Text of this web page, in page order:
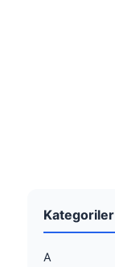
Kategoriler
A